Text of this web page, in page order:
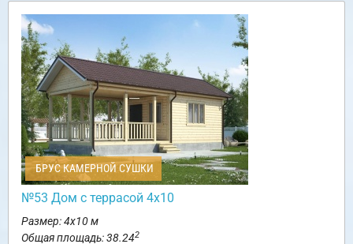
БРУС КАМЕРНОЙ СУШКИ
№53 Дом с террасой 4х10
Размер: 4х10 м
Общая площадь: 38.242